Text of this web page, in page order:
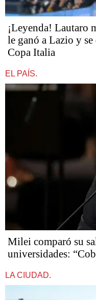
¡Leyenda! Lautaro
le ganó a Lazio y
Copa Italia
EL PAÍS.
Milei comparó su
universidades:
LA CIUDAD.